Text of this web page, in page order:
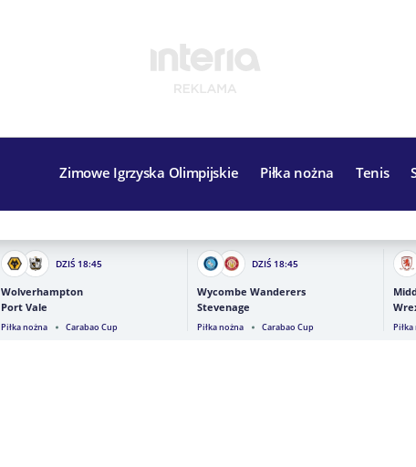
Zimowe Igrzyska Olimpijskie Piłka nożna Tenis
DZIŚ 18:45
Wolverhampton
Port Vale
Piłka nożna Carabao Cup
DZIŚ 18:45
Wycombe Wanderers
Stevenage
Piłka nożna Carabao Cup